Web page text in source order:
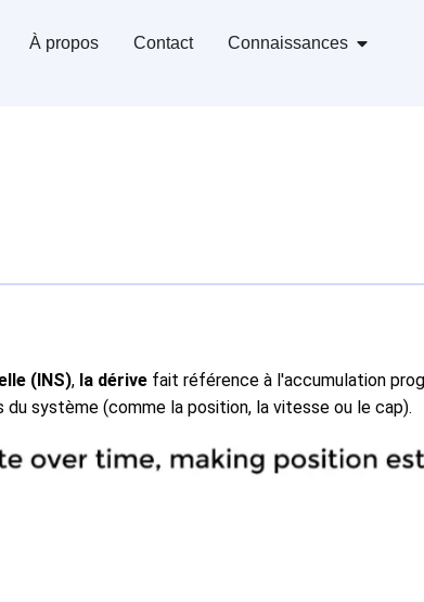
À propos Contact Connaissances
(INS), la dérive fait référence à l'accumulation
système (comme la position, la vitesse ou le cap).